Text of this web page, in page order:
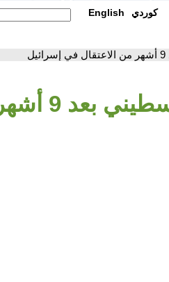
English كوردي
- الإفراج عن صحفي فلسطيني بعد 9 أشهر